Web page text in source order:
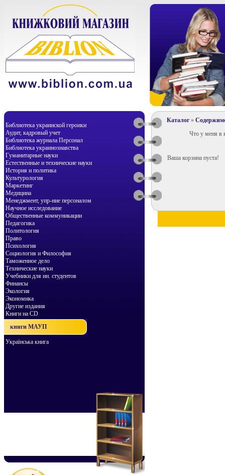
Библиотека украинской героики
Аудит, кадровый учет
Библиотека журнала Персонал
Библиотека украинознавства
Гуманитарные науки
Естественные и технические науки
История и политика
Культурология
Маркетинг
Медицина
Менеджмент, упр-ние персоналом
Научное исследование
Общественные коммуникации
Педагогика
Политология
Право
Психология
Социология и Философия
Таможенное дело
Технические науки
Учебники для ин. студентов
Финансы
Экология
Экономика
Другие издания
Книги на CD
книги МАУП
Українська книга
Каталог»
Что у меня в
Ваша корзина пуста!